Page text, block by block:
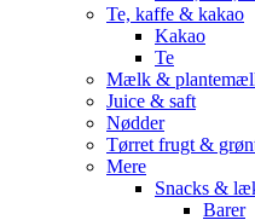
Te, kaffe & kakao
Kakao
Te
Mælk &
Juice & saft
Nødder
Tørret frugt &
Mere
Snacks &
Barer